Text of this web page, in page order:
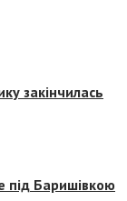
закінчилась
під Баришівкою